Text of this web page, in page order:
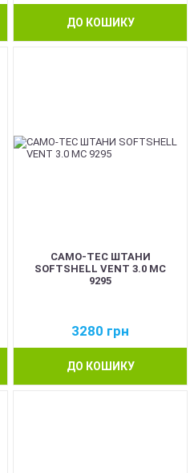
ДО КОШИКУ
CAMO-TEC ШТАНИ
SOFTSHELL VENT 3.0 MC
9295
3280 грн
ДО КОШИКУ